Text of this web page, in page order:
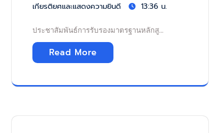
เกียรติยศและแสดงความยินดี
13:36 น.
ประชาสัมพันธ์การรับรองมาตรฐานหลักสู…
Read More